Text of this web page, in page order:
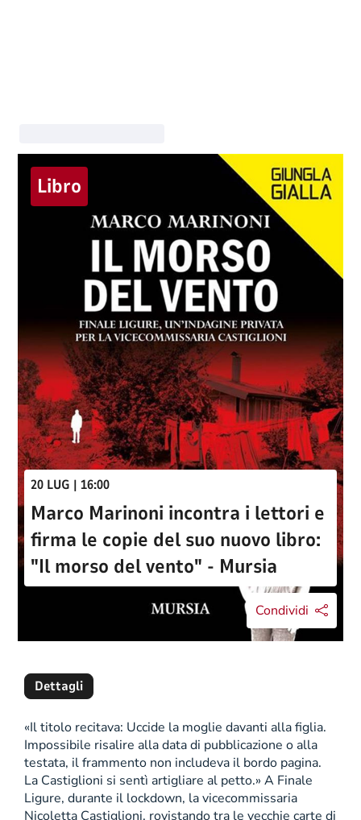
Libro
20 LUG | 16:00
Marco Marinoni incontra i lettori e
firma le copie del suo nuovo libro:
"Il morso del vento" - Mursia
Condividi
Dettagli
«Il titolo recitava: Uccide la moglie davanti alla figlia.
Impossibile risalire alla data di pubblicazione o alla
testata, il frammento non includeva il bordo pagina.
La Castiglioni si sentì artigliare al petto.» A Finale
Ligure, durante il lockdown, la vicecommissaria
Nicoletta Castiglioni, rovistando tra le vecchie carte di